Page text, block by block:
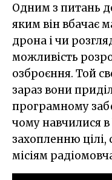
Одним з питань
яким він вбачає
дрона і чи
можливість
озброєння. Той
зараз вони
програмному
чому навчилися
захопленню цілі,
місіям